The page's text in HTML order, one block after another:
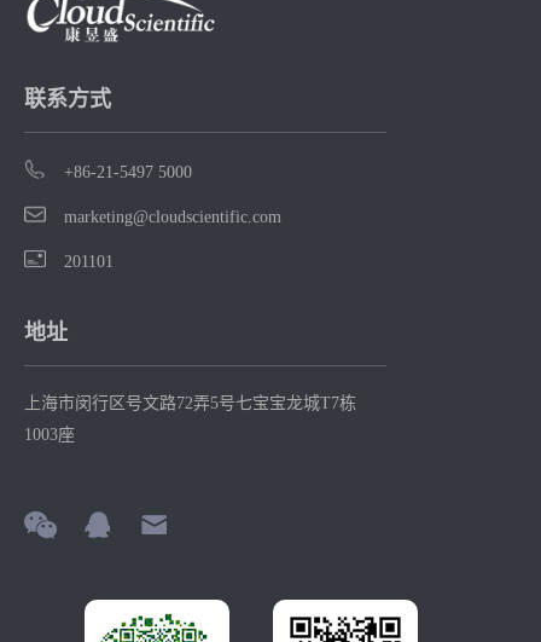
联系方式
+86-21-5497 5000
marketing@cloudscientific.com
201101
地址
上海市闵行区号文路72弄5号七宝宝龙城T7栋
1003座